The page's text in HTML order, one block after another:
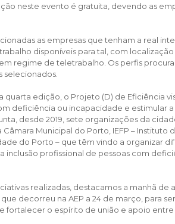
neste evento é gratuita, devendo as
as empresas que tenham a real
disponíveis para tal, com
regime de teletrabalho. Os perfis
selecionados.
quarta edição, o Projeto (D) de Eficiência
deficiência ou incapacidade e estimular
desde 2019, sete organizações da
Câmara Municipal do Porto, IEFP –
do Porto – que têm vindo a organizar
inclusão profissional de pessoas com
realizadas, destacamos a manhã de
decorreu na AEP a 24 de março, para
fortalecer o espírito de união e apoio